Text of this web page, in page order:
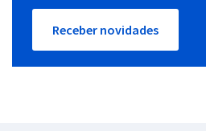
Receber novidades